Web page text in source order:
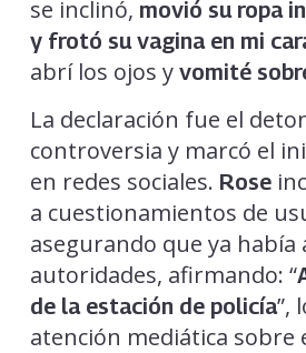
se inclinó, movió su ropa
y frotó su vagina en mi
abrí los ojos y vomité
La declaración fue el
controversia y marcó el
en redes sociales. Rose
a cuestionamientos de
asegurando que ya había
autoridades, afirmando: “
de la estación de policía”,
atención mediática sobre